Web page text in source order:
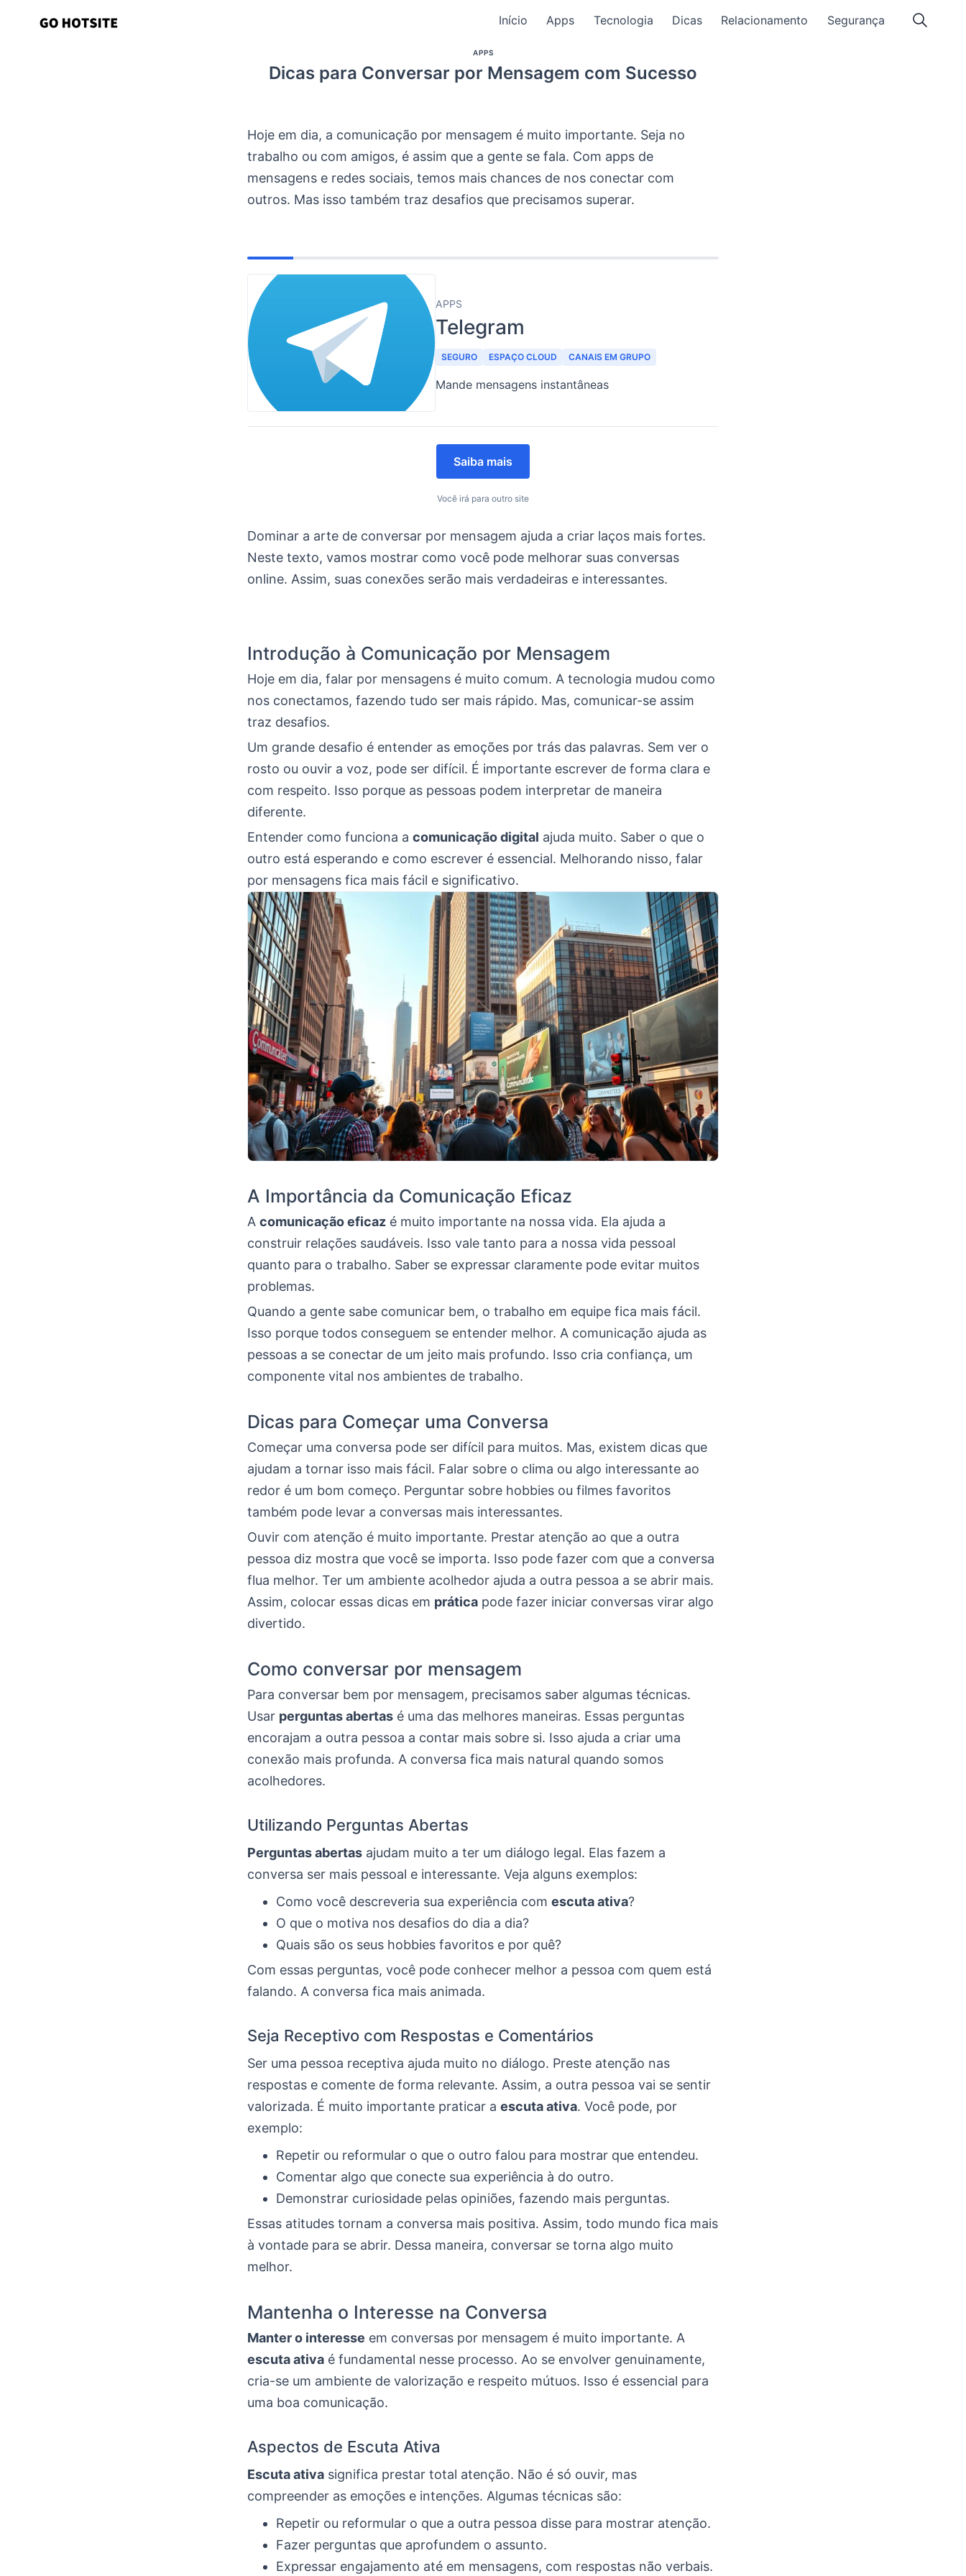
Início Apps Tecnologia Dicas Relacionamento Segurança
APPS
Dicas para Conversar por Mensagem com Sucesso
Hoje em dia, a comunicação por mensagem é muito importante. Seja no
trabalho ou com amigos, é assim que a gente se fala. Com apps de
mensagens e redes sociais, temos mais chances de nos conectar com
outros. Mas isso também traz desafios que precisamos superar.
APPS
Telegram
SEGURO ESPAÇO CLOUD CANAIS EM GRUPO
Mande mensagens instantâneas
Saiba mais
Você irá para outro site
Dominar a arte de conversar por mensagem ajuda a criar laços mais fortes.
Neste texto, vamos mostrar como você pode melhorar suas conversas
online. Assim, suas conexões serão mais verdadeiras e interessantes.
Introdução à Comunicação por Mensagem
Hoje em dia, falar por mensagens é muito comum. A tecnologia mudou como
nos conectamos, fazendo tudo ser mais rápido. Mas, comunicar-se assim
traz desafios.
Um grande desafio é entender as emoções por trás das palavras. Sem ver o
rosto ou ouvir a voz, pode ser difícil. É importante escrever de forma clara e
com respeito. Isso porque as pessoas podem interpretar de maneira
diferente.
Entender como funciona a comunicação digital ajuda muito. Saber o que o
outro está esperando e como escrever é essencial. Melhorando nisso, falar
por mensagens fica mais fácil e significativo.
A Importância da Comunicação Eficaz
A comunicação eficaz é muito importante na nossa vida. Ela ajuda a
construir relações saudáveis. Isso vale tanto para a nossa vida pessoal
quanto para o trabalho. Saber se expressar claramente pode evitar muitos
problemas.
Quando a gente sabe comunicar bem, o trabalho em equipe fica mais fácil.
Isso porque todos conseguem se entender melhor. A comunicação ajuda as
pessoas a se conectar de um jeito mais profundo. Isso cria confiança, um
componente vital nos ambientes de trabalho.
Dicas para Começar uma Conversa
Começar uma conversa pode ser difícil para muitos. Mas, existem dicas que
ajudam a tornar isso mais fácil. Falar sobre o clima ou algo interessante ao
redor é um bom começo. Perguntar sobre hobbies ou filmes favoritos
também pode levar a conversas mais interessantes.
Ouvir com atenção é muito importante. Prestar atenção ao que a outra
pessoa diz mostra que você se importa. Isso pode fazer com que a conversa
flua melhor. Ter um ambiente acolhedor ajuda a outra pessoa a se abrir mais.
Assim, colocar essas dicas em prática pode fazer iniciar conversas virar algo
divertido.
Como conversar por mensagem
Para conversar bem por mensagem, precisamos saber algumas técnicas.
Usar perguntas abertas é uma das melhores maneiras. Essas perguntas
encorajam a outra pessoa a contar mais sobre si. Isso ajuda a criar uma
conexão mais profunda. A conversa fica mais natural quando somos
acolhedores.
Utilizando Perguntas Abertas
Perguntas abertas ajudam muito a ter um diálogo legal. Elas fazem a
conversa ser mais pessoal e interessante. Veja alguns exemplos:
Como você descreveria sua experiência com escuta ativa?
O que o motiva nos desafios do dia a dia?
Quais são os seus hobbies favoritos e por quê?
Com essas perguntas, você pode conhecer melhor a pessoa com quem está
falando. A conversa fica mais animada.
Seja Receptivo com Respostas e Comentários
Ser uma pessoa receptiva ajuda muito no diálogo. Preste atenção nas
respostas e comente de forma relevante. Assim, a outra pessoa vai se sentir
valorizada. É muito importante praticar a escuta ativa. Você pode, por
exemplo:
Repetir ou reformular o que o outro falou para mostrar que entendeu.
Comentar algo que conecte sua experiência à do outro.
Demonstrar curiosidade pelas opiniões, fazendo mais perguntas.
Essas atitudes tornam a conversa mais positiva. Assim, todo mundo fica mais
à vontade para se abrir. Dessa maneira, conversar se torna algo muito
melhor.
Mantenha o Interesse na Conversa
Manter o interesse em conversas por mensagem é muito importante. A
escuta ativa é fundamental nesse processo. Ao se envolver genuinamente,
cria-se um ambiente de valorização e respeito mútuos. Isso é essencial para
uma boa comunicação.
Aspectos de Escuta Ativa
Escuta ativa significa prestar total atenção. Não é só ouvir, mas
compreender as emoções e intenções. Algumas técnicas são:
Repetir ou reformular o que a outra pessoa disse para mostrar atenção.
Fazer perguntas que aprofundem o assunto.
Expressar engajamento até em mensagens, com respostas não verbais.